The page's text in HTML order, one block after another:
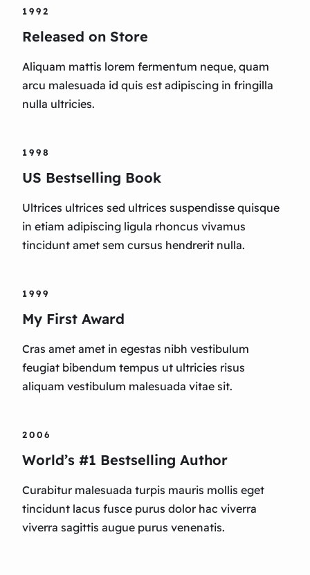
1992
Released on Store
Aliquam mattis lorem fermentum neque, quam
arcu malesuada id quis est adipiscing in fringilla
nulla ultricies.
1998
US Bestselling Book
Ultrices ultrices sed ultrices suspendisse quisque
in etiam adipiscing ligula rhoncus vivamus
tincidunt amet sem cursus hendrerit nulla.
1999
My First Award
Cras amet amet in egestas nibh vestibulum
feugiat bibendum tempus ut ultricies risus
aliquam vestibulum malesuada vitae sit.
2006
World’s #1 Bestselling Author
Curabitur malesuada turpis mauris mollis eget
tincidunt lacus fusce purus dolor hac viverra
viverra sagittis augue purus venenatis.